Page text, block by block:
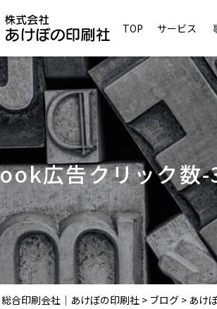
TOP サービス
広告クリック
合印刷会社｜あけぼの印刷社 > ブログ > あけ